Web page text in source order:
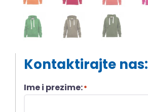
Kontaktirajte nas:
Ime i prezime:*